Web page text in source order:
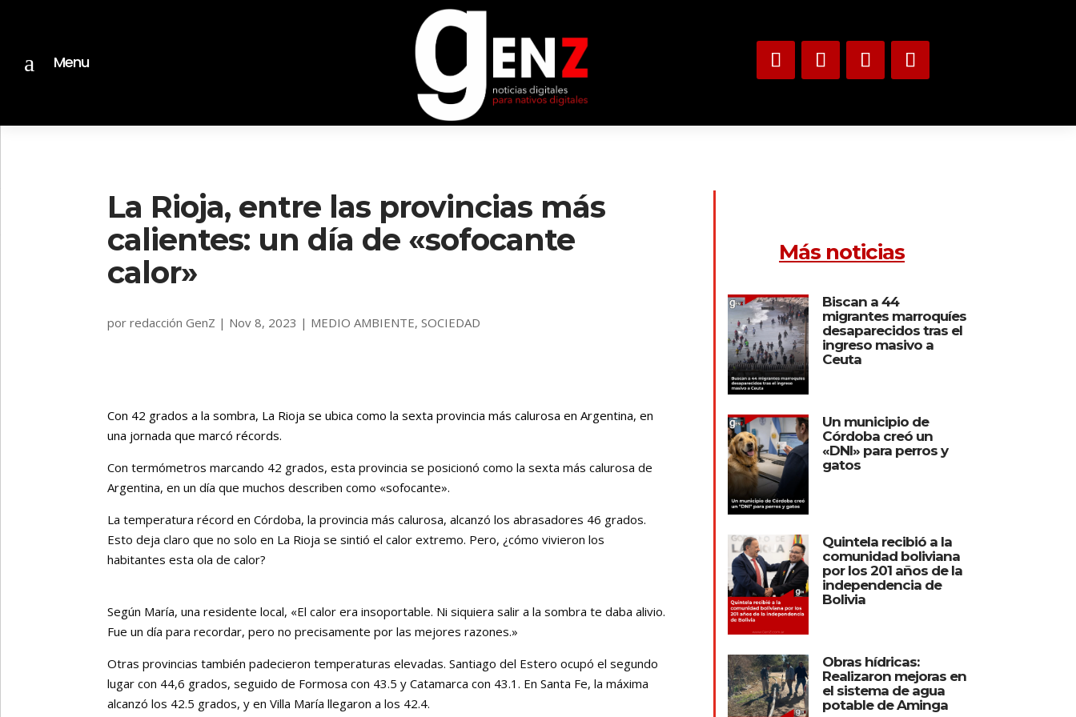
a Menu
La Rioja, entre las provincias más
calientes: un día de «sofocante
calor»
porredacción GenZ | Nov 8, 2023 | MEDIO AMBIENTE,SOCIEDAD
Con 42 grados a la sombra, La Rioja se ubica como la sexta provincia más calurosa en Argentina, en
una jornada que marcó récords.
Con termómetros marcando 42 grados, esta provincia se posicionó como la sexta más calurosa de
Argentina, en un día que muchos describen como «sofocante».
La temperatura récord en Córdoba, la provincia más calurosa, alcanzó los abrasadores 46 grados.
Esto deja claro que no solo en La Rioja se sintió el calor extremo. Pero, ¿cómo vivieron los
habitantes esta ola de calor?
Según María, una residente local, «El calor era insoportable. Ni siquiera salir a la sombra te daba alivio.
Fue un día para recordar, pero no precisamente por las mejores razones.»
Otras provincias también padecieron temperaturas elevadas. Santiago del Estero ocupó el segundo
lugar con 44,6 grados, seguido de Formosa con 43.5 y Catamarca con 43.1. En Santa Fe, la máxima
alcanzó los 42.5 grados, y en Villa María llegaron a los 42.4.
Más noticias
Biscan a 44
migrantes marroquíes
desaparecidos tras el
ingreso masivo a
Ceuta
Un municipio de
Córdoba creó un
«DNI» para perros y
gatos
Quintela recibió a la
comunidad boliviana
por los 201 años de la
independencia de
Bolivia
Obras hídricas:
Realizaron mejoras en
el sistema de agua
potable de Aminga